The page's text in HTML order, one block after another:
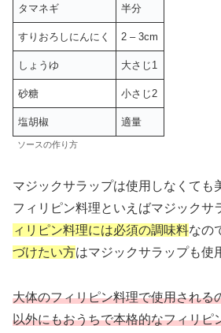
タマネギ 半分
すりおろしにんにく 2 – 3cm
しょうゆ 大さじ1
砂糖 小さじ2
塩胡椒 適量
ソースの作り方
マジックサラップは使用しなくても
フィリピン料理といえばマジックサ
ィリピン料理には必須の調味料なの
づけたい方はマジックサラップも使
大体のフィリピン料理で使用される
以外にもおうちで本格的なフィリピ